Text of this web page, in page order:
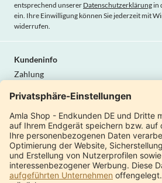
entsprechend unserer Datenschutzerklärung in
ein. Ihre Einwilligung können Sie jederzeit mit
widerrufen.
Kundeninfo
Zahlung
AGB
Widerrufsrecht
Datenschutz
Vertrag widerrufen
Amla Natur